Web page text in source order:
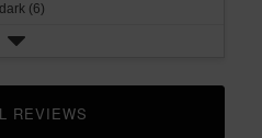
dark (6)
CLICK TO GO TO ALL REVIEWS